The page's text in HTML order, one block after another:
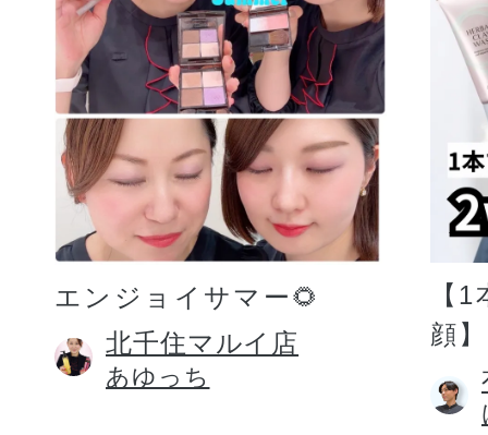
エンジョイサマー🌻
北千住マルイ店
あゆっち
【
顔】